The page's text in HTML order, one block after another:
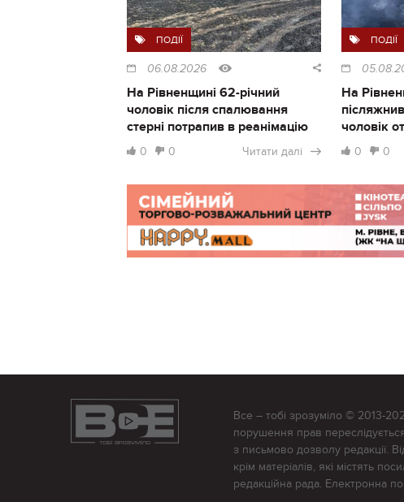
ПОДІЇ
06.08.2026
На Рівненщині 62-річний
чоловік після спалювання
стерні потрапив в реанімацію
0 0 Читати далі
ПОДІЇ
На
чоловік
0 0
Все – тобі зрозуміло © 2013-
порушення прав
з письмово дозволу редакції.
крім матеріалів, які містять
редакційна рада. Електронна